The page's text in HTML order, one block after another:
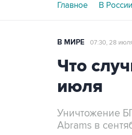
Главное В России
В МИРЕ 07:30, 28
Что
июля
Уничтожение
Abrams в